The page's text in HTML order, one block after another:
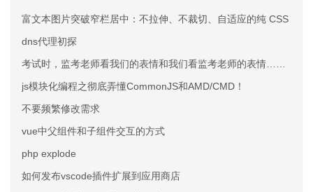
富文本图片突破窄栏居中：不拉伸、不裁切、自适应的纯 CSS 方案
dns代理初探
考试时，监考老师看我们的表情和我们看监考老师的表情……
js模块化编程之彻底弄懂CommonJS和AMD/CMD！
不要频繁修改需求
vue中父组件和子组件交互的方式
php explode
如何发布vscode插件扩展到应用商店